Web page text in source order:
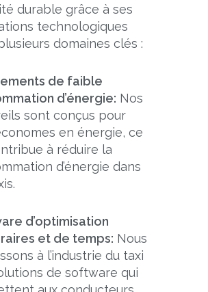
durable grâce à ses
technologiques
domaines clés :
de faible
d’énergie: Nos
sont conçus pour
en énergie, ce
à réduire la
d’énergie dans
d’optimisation
et de temps: Nous
à l’industrie du taxi
de software qui